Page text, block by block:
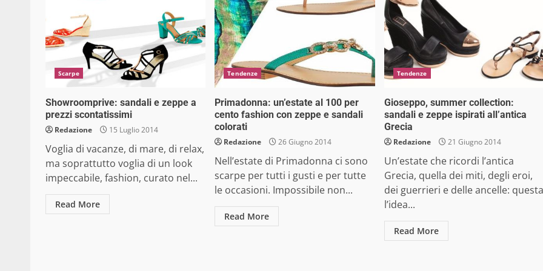
Scarpe
Showroomprive: sandali e zeppe a
prezzi scontatissimi
Redazione 15 Luglio 2014
Voglia di vacanze, di mare, di relax,
ma soprattutto voglia di un look
impeccabile, fashion, curato nel...
Read More
Tendenze
Primadonna: un’estate al 100 per
cento fashion con zeppe e sandali
colorati
Redazione 26 Giugno 2014
Nell’estate di Primadonna ci sono
scarpe per tutti i gusti e per tutte
le occasioni. Impossibile non...
Read More
Tendenze
Gioseppo, summer collection:
sandali e zeppe ispirati all’antica
Grecia
Redazione 21 Giugno 2014
Un’estate che ricordi l’antica
Grecia, quella dei miti, degli eroi,
dei guerrieri e delle ancelle: questa
l’idea...
Read More